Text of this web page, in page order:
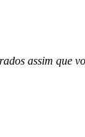
assim que